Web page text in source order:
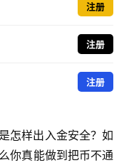
注册
注册
注册
怎样出入金安全？如
你真能做到把币不通